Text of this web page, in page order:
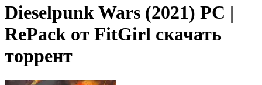
Dieselpunk Wars (2021) PC |
RePack от FitGirl скачать
торрент